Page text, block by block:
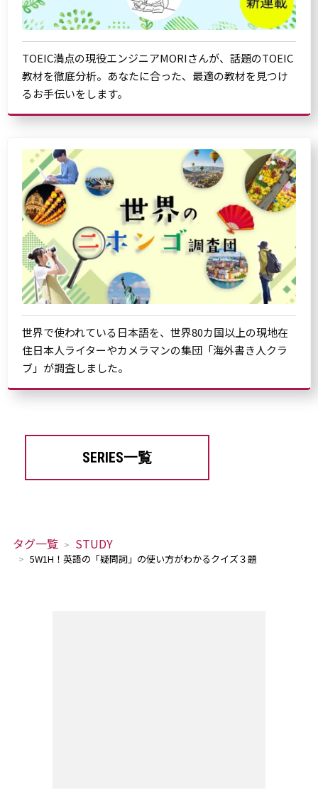
TOEIC満点の現役エンジニアMORIさんが、話題のTOEIC
教材を徹底分析。あなたに合った、最適の教材を見つけ
るお手伝いをします。
世界で使われている日本語を、世界80カ国以上の現地在
住日本人ライターやカメラマンの集団「海外書き人クラ
ブ」が調査しました。
SERIES一覧
タグ一覧 STUDY
5W1H！英語の「疑問詞」の使い方がわかるクイズ３題